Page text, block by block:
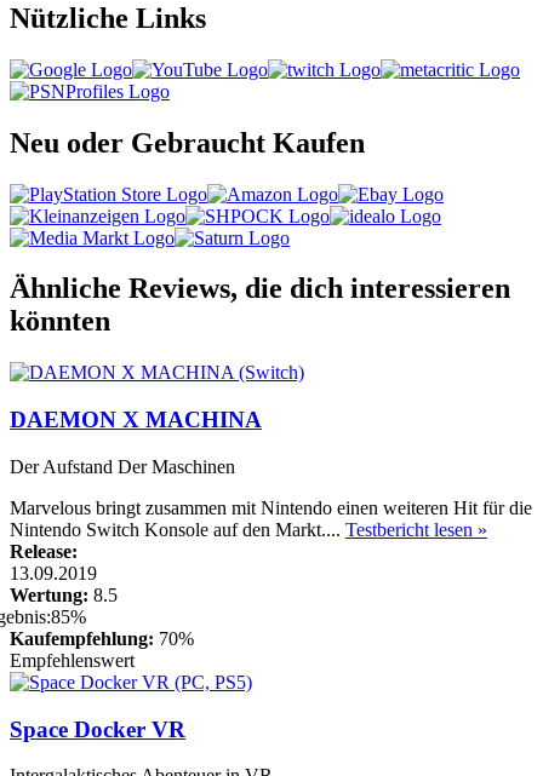
Nützliche Links
Neu oder Gebraucht Kaufen
Ähnliche Reviews, die dich interessieren
könnten
DAEMON X MACHINA
Der Aufstand Der Maschinen
Marvelous bringt zusammen mit Nintendo einen weiteren Hit für die
Nintendo Switch Konsole auf den Markt.... Testbericht lesen »
Release:
13.09.2019
Wertung: 8.5
Kaufempfehlung: 70%
Empfehlenswert
Space Docker VR